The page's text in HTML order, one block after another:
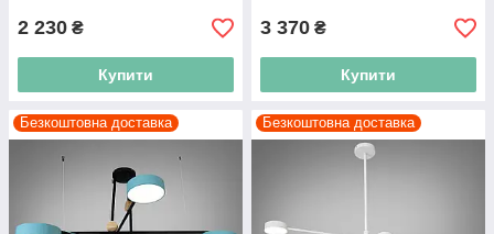
2 230 ₴
Купити
3 370 ₴
Купити
Безкоштовна доставка Безкоштовна доставка